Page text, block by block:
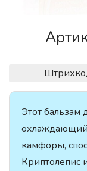
Этот бальзам
охлаждающий
камфоры,
Криптолепис